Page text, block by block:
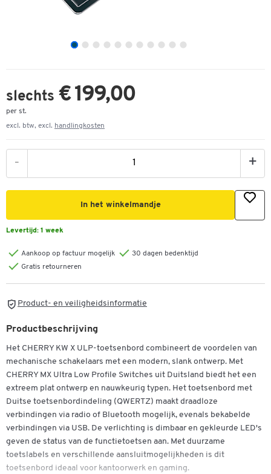
slechts € 199,00
per st.
excl. btw, excl. handlingkosten
- +
In het winkelmandje
Levertijd: 1 week
Aankoop op factuur mogelijk
30 dagen bedenktijd
Gratis retourneren
Product- en veiligheidsinformatie
Productbeschrijving
Het CHERRY KW X ULP-toetsenbord combineert de voordelen van
mechanische schakelaars met een modern, slank ontwerp. Met
CHERRY MX Ultra Low Profile Switches uit Duitsland biedt het een
extreem plat ontwerp en nauwkeurig typen. Het toetsenbord met
Duitse toetsenbordindeling (QWERTZ) maakt draadloze
verbindingen via radio of Bluetooth mogelijk, evenals bekabelde
verbindingen via USB. De verlichting is dimbaar en gekleurde LED's
geven de status van de functietoetsen aan. Met duurzame
toetslabels en verschillende aansluitmogelijkheden is dit
toetsenbord ideaal voor kantoorwerk en gaming.